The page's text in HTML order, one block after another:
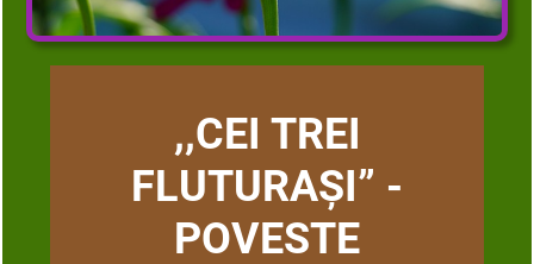
,,CEI TREI
FLUTURAȘI” -
POVESTE